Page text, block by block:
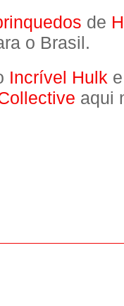
de
o Brasil.
Incrível Hulk
aqui